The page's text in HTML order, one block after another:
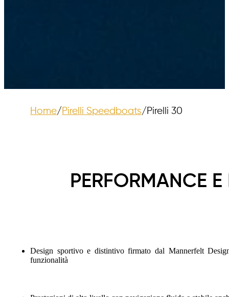
Home/ Pirelli Speedboats/ Pirelli 30
PERFORMANCE
Design sportivo e distintivo firmato dal Mannerfelt
funzionalità